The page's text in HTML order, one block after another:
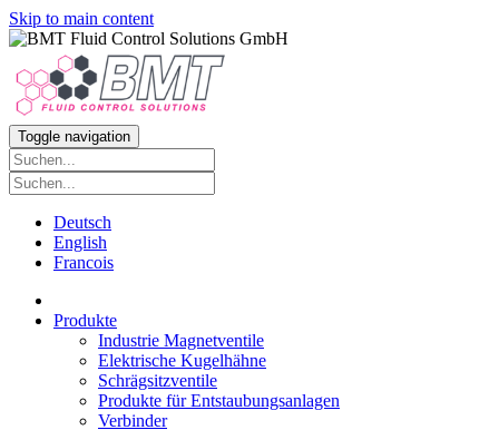
Skip to main content
Toggle navigation
Deutsch
English
Francois
Produkte
Industrie Magnetventile
Elektrische Kugelhähne
Schrägsitzventile
Produkte für Entstaubungsanlagen
Verbinder